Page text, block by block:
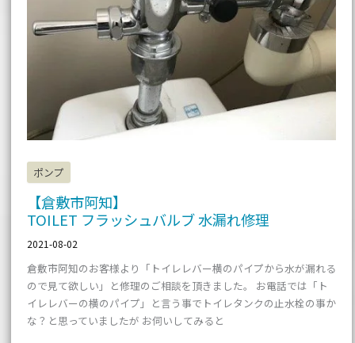
ポンプ
【倉敷市阿知】
TOILET フラッシュバルブ 水漏れ修理
2021-08-02
倉敷市阿知のお客様より「トイレレバー横のパイプから水が漏れる
ので見て欲しい」と修理のご相談を頂きました。 お電話では「ト
イレレバーの横のパイプ」と言う事でトイレタンクの止水栓の事か
な？と思っていましたが お伺いしてみると
れ
修
理